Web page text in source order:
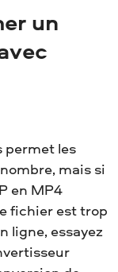
un
permet les
mais si
en MP4
fichier est trop
ligne, essayez